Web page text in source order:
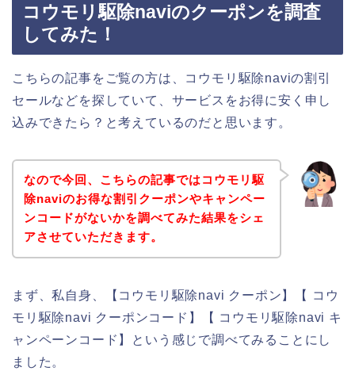
コウモリ駆除naviのクーポンを調査
してみた！
こちらの記事をご覧の方は、コウモリ駆除naviの割引
セールなどを探していて、サービスをお得に安く申し
込みできたら？と考えているのだと思います。
なので今回、こちらの記事ではコウモリ駆
除naviのお得な割引クーポンやキャンペー
ンコードがないかを調べてみた結果をシェ
アさせていただきます。
まず、私自身、【コウモリ駆除navi クーポン】【 コウ
モリ駆除navi クーポンコード】【 コウモリ駆除navi キ
ャンペーンコード】という感じで調べてみることにし
ました。